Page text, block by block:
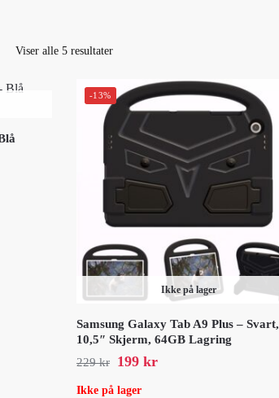
Viser alle 5 resultater
-13%
Ikke på lager
Samsung Galaxy Tab A9 Plus – Svart,
10,5″ Skjerm, 64GB Lagring
229kr 199 kr
Ikke på lager